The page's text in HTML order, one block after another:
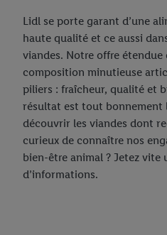
Lidl se porte garant d’une
haute qualité et ce aussi
viandes. Notre offre étendue
composition minutieuse
piliers : fraîcheur, qualité et
résultat est tout bonnement
découvrir les viandes dont
curieux de connaître nos
bien-être animal ? Jetez
d’informations.